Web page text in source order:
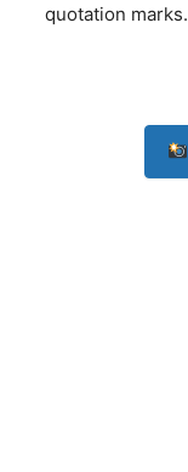
quotation marks.